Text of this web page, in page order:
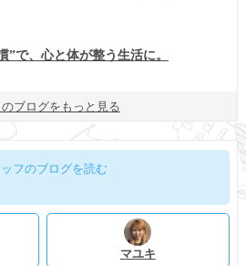
”で、心と体が整う生活に。
のブログをもっと見る
フのブログを読む
マユキ